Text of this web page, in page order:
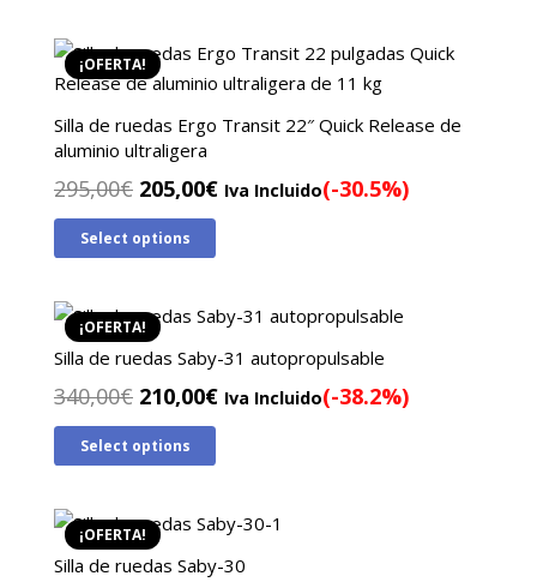
310,00€.205,00€.
¡OFERTA!
Silla de ruedas Ergo Transit 22″ Quick Release de
aluminio ultraligera
295,00€ El
precio
original
295,00€.
205,00€El
205,00€.
Iva Incluido(-30.5%)
Select options
¡OFERTA!
Silla de ruedas Saby-31 autopropulsable
340,00€ El
precio
original
340,00€.
210,00€El
210,00€.
Iva Incluido(-38.2%)
Select options
¡OFERTA!
Silla de ruedas Saby-30